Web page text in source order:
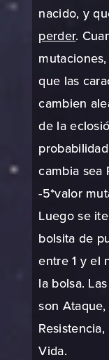
nacido, y
perder.
que las
cambien
de la
cambia sea
-5*valor
Luego se
bolsita de
entre 1 y el
la bolsa.
son
Vida.